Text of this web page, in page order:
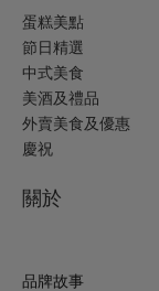
蛋糕美點
節日精選
中式美食
美酒及禮品
外賣美食及優惠
慶祝
關於
品牌故事